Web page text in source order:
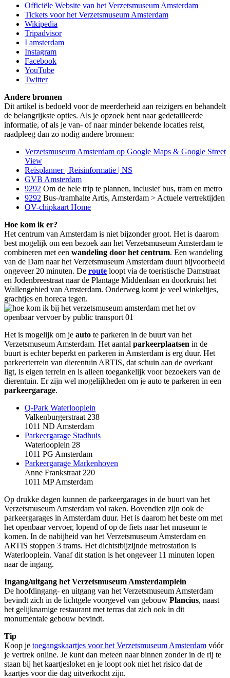
Officiële Website van het Verzetsmuseum Amsterdam
Tickets voor het Verzetsmuseum Amsterdam
Wikipedia
Tripadvisor
I amsterdam
Instagram
Facebook
YouTube
Twitter
Andere bronnen
Dit artikel is bedoeld voor de meerderheid aan reizigers en behandelt
de belangrijkste opties. Als je opzoek bent naar gedetailleerde
informatie, of als je van- of naar minder bekende locaties reist,
raadpleeg dan zo nodig andere bronnen:
Verzetsmuseum Amsterdam op Google Maps & Google Street
View
Reisplanner | Reisinformatie | NS
GVB Amsterdam
9292 Om de hele trip te plannen, inclusief bus, tram en metro
9292 Bus-/tramhalte Artis, Amsterdam > Actuele vertrektijden
OV-chipkaart Home
Hoe kom ik er?
Het centrum van Amsterdam is niet bijzonder groot. Het is daarom
best mogelijk om een bezoek aan het Verzetsmuseum Amsterdam te
combineren met een wandeling door het centrum. Een wandeling
van de Dam naar het Verzetsmuseum Amsterdam duurt bijvoorbeeld
ongeveer 20 minuten. De route loopt via de toeristische Damstraat
en Jodenbreestraat naar de Plantage Middenlaan en doorkruist het
Wallengebied van Amsterdam. Onderweg komt je veel winkeltjes,
grachtjes en horeca tegen.
Het is mogelijk om je auto te parkeren in de buurt van het
Verzetsmuseum Amsterdam. Het aantal parkeerplaatsen in de
buurt is echter beperkt en parkeren in Amsterdam is erg duur. Het
parkeerterrein van dierentuin ARTIS, dat schuin aan de overkant
ligt, is eigen terrein en is alleen toegankelijk voor bezoekers van de
dierentuin. Er zijn wel mogelijkheden om je auto te parkeren in een
parkeergarage.
Q-Park Waterlooplein
Valkenburgerstraat 238
1011 ND Amsterdam
Parkeergarage Stadhuis
Waterlooplein 28
1011 PG Amsterdam
Parkeergarage Markenhoven
Anne Frankstraat 220
1011 MP Amsterdam
Op drukke dagen kunnen de parkeergarages in de buurt van het
Verzetsmuseum Amsterdam vol raken. Bovendien zijn ook de
parkeergarages in Amsterdam duur. Het is daarom het beste om met
het openbaar vervoer, lopend of op de fiets naar het museum te
komen. In de nabijheid van het Verzetsmuseum Amsterdam en
ARTIS stoppen 3 trams. Het dichtstbijzijnde metrostation is
Waterlooplein. Vanaf dit station is het ongeveer 11 minuten lopen
naar de ingang.
Ingang/uitgang het Verzetsmuseum Amsterdamplein
De hoofdingang- en uitgang van het Verzetsmuseum Amsterdam
bevindt zich in de lichtgele voorgevel van gebouw Plancius, naast
het gelijknamige restaurant met terras dat zich ook in dit
monumentale gebouw bevindt.
Tip
Koop je toegangskaartjes voor het Verzetsmuseum Amsterdam vóór
je vertrek online. Je kunt dan meteen naar binnen zonder in de rij te
staan bij het kaartjesloket en je loopt ook niet het risico dat de
kaartjes voor die dag uitverkocht zijn.